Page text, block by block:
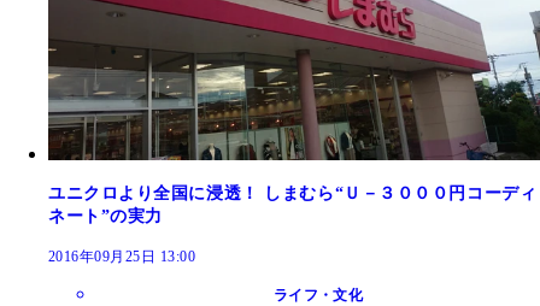
ユニクロより全国に浸透！ しまむら“Ｕ－３０００円コーディ
ネート”の実力
2016年09月25日 13:00
ライフ・文化